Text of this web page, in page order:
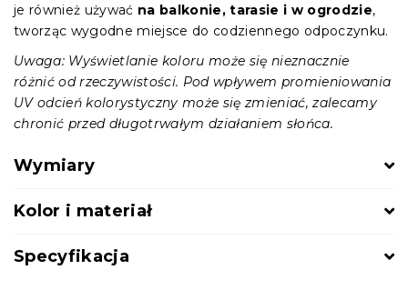
je również używać na balkonie, tarasie i w ogrodzie,
tworząc wygodne miejsce do codziennego odpoczynku.
Uwaga: Wyświetlanie koloru może się nieznacznie
różnić od rzeczywistości. Pod wpływem promieniowania
UV odcień kolorystyczny może się zmieniać, zalecamy
chronić przed długotrwałym działaniem słońca.
Wymiary
Kolor i materiał
Specyfikacja